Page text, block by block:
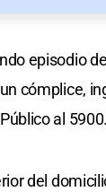
episodio
cómplice,
al 5900.
del